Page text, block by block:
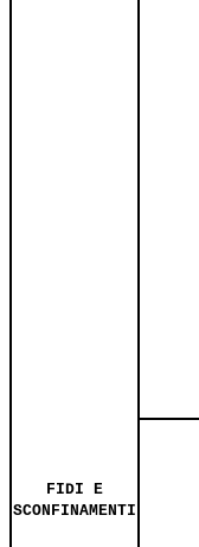
FIDI E
SCONFINAMENTI